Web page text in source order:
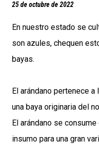
25 de octubre de 2022
En nuestro estado se
son azules, chequen
bayas.
El arándano pertenece
una baya originaria del
El arándano se
insumo para una gran